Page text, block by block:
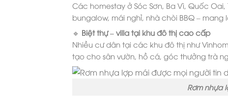
Các homestay ở Sóc Sơn, Ba Vì, Quốc
bungalow, mái nghỉ, nhà chòi BBQ –
🔹 Biệt thự – villa tại khu đô thị cao cấp
Nhiều cư dân tại các khu đô thị như
tạo cho sân vườn, hồ cá, góc thưởng trà
Rơm nhựa